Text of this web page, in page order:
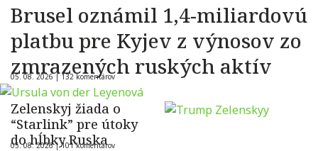
Brusel oznámil 1,4-miliardovú
platbu pre Kyjev z výnosov zo
zmrazených ruských aktív
05. 08. 2026 |132 komentárov
Zelenskyj žiada o
“Starlink” pre útoky
do hĺbky Ruska
05. 08. 2026 |101 komentárov